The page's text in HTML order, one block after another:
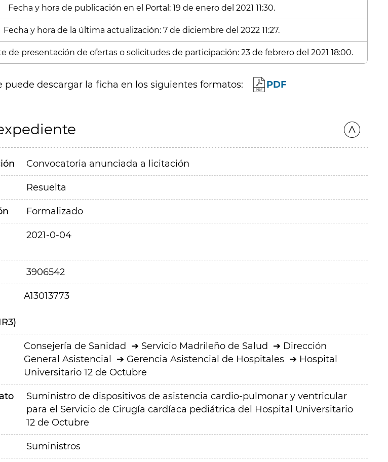
Fecha y hora de publicación en el Portal: 19 de enero del 2021 11:30.
Fecha y hora de la última actualización: 7 de diciembre del 2022 11:27.
de presentación de ofertas o solicitudes de participación: 23 de febrero del 2021 18:00.
puede descargar la ficha en los siguientes formatos: PDF
Convocatoria anunciada a licitación
Resuelta
Formalizado
2021-0-04
3906542
A13013773
Consejería de Sanidad Servicio Madrileño de Salud
Dirección
General Asistencial
Gerencia Asistencial de Hospitales
Hospital
Universitario 12 de Octubre
Suministro de dispositivos de asistencia cardio-pulmonar y ventricular
para el Servicio de Cirugía cardíaca pediátrica del Hospital Universitario
12 de Octubre
Suministros